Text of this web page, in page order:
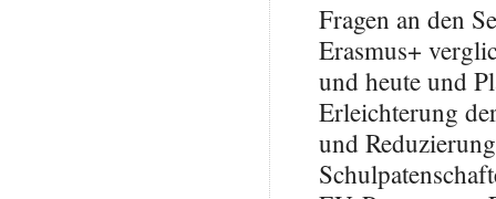
Fragen an den
Erasmus+
und heute und
Erleichterung
und